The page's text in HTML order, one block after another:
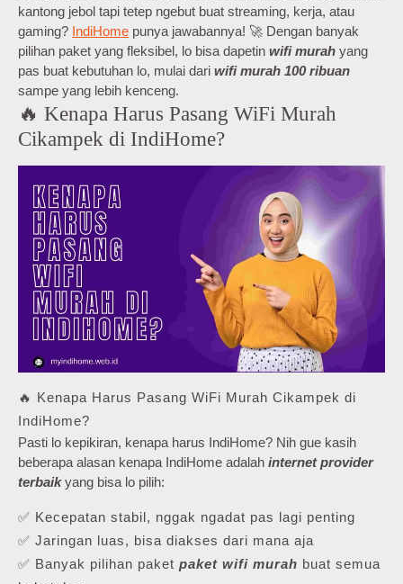
kantong jebol tapi tetep ngebut buat streaming, kerja, atau
gaming? IndiHome punya jawabannya! 🚀 Dengan banyak
pilihan paket yang fleksibel, lo bisa dapetin wifi murah yang
pas buat kebutuhan lo, mulai dari wifi murah 100 ribuan
sampe yang lebih kenceng.
🔥 Kenapa Harus Pasang WiFi Murah
Cikampek di IndiHome?
🔥 Kenapa Harus Pasang WiFi Murah Cikampek di
IndiHome?
Pasti lo kepikiran, kenapa harus IndiHome? Nih gue kasih
beberapa alasan kenapa IndiHome adalah internet provider
terbaikyang bisa lo pilih:
✅ Kecepatan stabil, nggak ngadat pas lagi penting
✅ Jaringan luas, bisa diakses dari mana aja
✅ Banyak pilihan paket paket wifi murah buat semua